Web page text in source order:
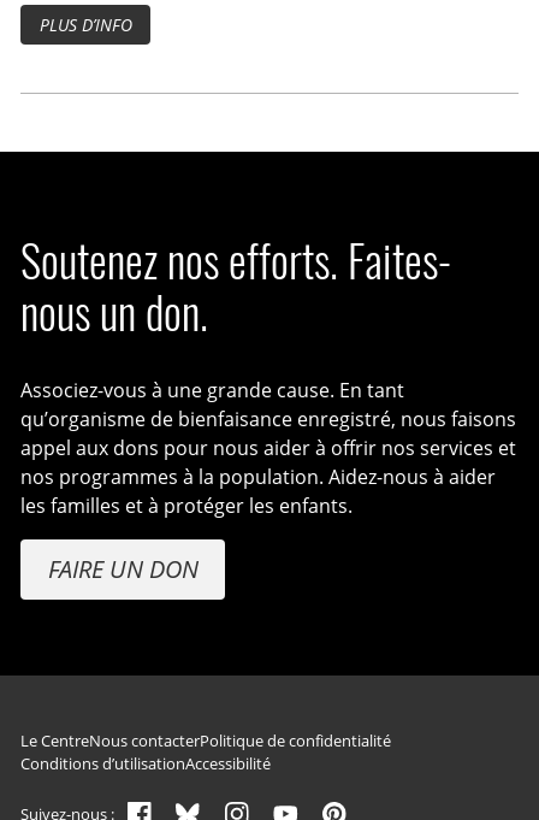
PLUS D’INFO
Soutenez nos efforts. Faites-
nous un don.
Associez-vous à une grande cause. En tant
qu’organisme de bienfaisance enregistré, nous faisons
appel aux dons pour nous aider à offrir nos services et
nos programmes à la population. Aidez-nous à aider
les familles et à protéger les enfants.
FAIRE UN DON
Navigation du pied de page
Le CentreNous contacterPolitique de confidentialité
Conditions d’utilisationAccessibilité
Suivez-nous :